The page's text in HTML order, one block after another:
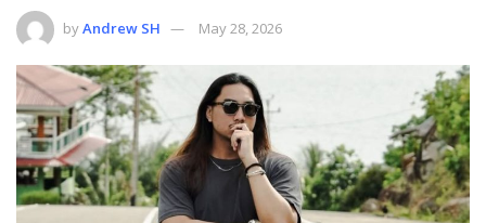
byAndrew SH May 28, 2026